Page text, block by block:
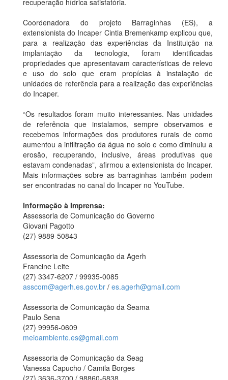
Coordenadora
do projeto Barraginhas (ES), a
extensionista do Incaper Cintia Bremenkamp explicou que,
para a realização das experiências da Instituição na
implantação da tecnologia, foram identificadas
propriedades que apresentavam características de relevo
e uso do solo que eram propícias à instalação de
unidades de referência para a realização das experiências
do Incaper.
“Os resultados foram muito interessantes. Nas unidades
de referência que instalamos, sempre observamos e
recebemos informações dos produtores rurais de como
aumentou a infiltração da água no solo e como diminuiu a
erosão, recuperando, inclusive, áreas produtivas que
estavam condenadas”, afirmou a extensionista do Incaper.
Mais informações sobre as barraginhas também podem
ser encontradas no canal do Incaper no YouTube.
Informação à Imprensa:
Assessoria de Comunicação do Governo
Giovani Pagotto
(27) 9889-50843
Assessoria de Comunicação da Agerh
Francine Leite
(27) 3347-6207 / 99935-0085
asscom@agerh.es.gov.br / es.agerh@gmail.com
Assessoria de Comunicação da Seama
Paulo Sena
(27) 99956-0609
meioambiente.es@gmail.com
Assessoria de Comunicação da Seag
Vanessa Capucho / Camila Borges
(27) 3636-3700 / 98860-6838